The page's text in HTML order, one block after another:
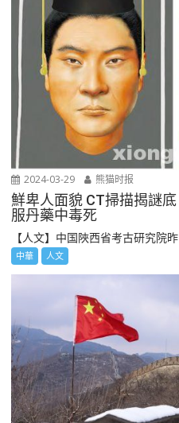
2024-03-29 熊猫时报
鮮卑人面貌 CT掃描揭謎
服丹藥中毒死
【人文】中国陜西省考古研究院
中華 人文